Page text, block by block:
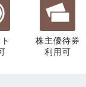
株主優待券
利用可